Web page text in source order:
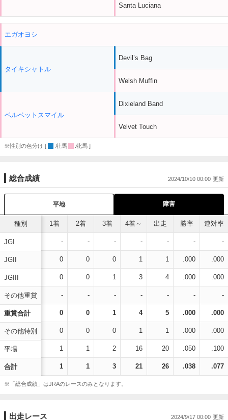
Santa Luciana
エガオヨシ
タイキシャトル
ベルベットスマイル
Devil’s Bag
Welsh Muffin
Dixieland Band
Velvet Touch
※性別の色分け [ :牡馬 :牝馬 ]
総合成績 2024/10/10 00:00
平地 障害
種別
JGI
JGII
JGIII
その他重賞
重賞合計
その他特別
平場
合計
1着 2着 3着 4着～ 出走 勝率 連対率
- - - - - - -
0 0 0 1 1 .000 .000
0 0 1 3 4 .000 .000
- - - - - - -
0 0 1 4 5 .000 .000
0 0 0 1 1 .000 .000
1 1 2 16 20 .050 .100
1 1 3 21 26 .038 .077
※「総合成績」はJRAのレースのみとなります。
出走レース 2024/9/17 00:00